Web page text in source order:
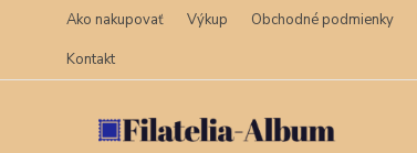
Ako nakupovať Výkup Obchodné podmienky
Kontakt